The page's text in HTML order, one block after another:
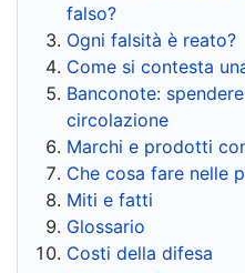
falso?
Ogni falsità è reato?
Come si contesta
Banconote:
circolazione
Marchi e prodotti
Che cosa fare nelle
Miti e fatti
Glossario
Costi della difesa